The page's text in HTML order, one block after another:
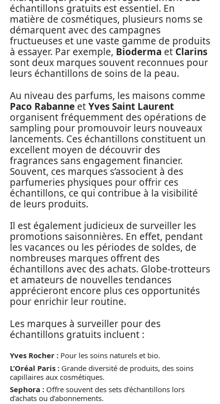
échantillons gratuits est essentiel. En
matière de cosmétiques, plusieurs noms se
démarquent avec des campagnes
fructueuses et une vaste gamme de produits
à essayer. Par exemple, Bioderma et Clarins
sont deux marques souvent reconnues pour
leurs échantillons de soins de la peau.
Au niveau des parfums, les maisons comme
Paco Rabanne etYves Saint Laurent
organisent fréquemment des opérations de
sampling pour promouvoir leurs nouveaux
lancements. Ces échantillons constituent un
excellent moyen de découvrir des
fragrances sans engagement financier.
Souvent, ces marques s’associent à des
parfumeries physiques pour offrir ces
échantillons, ce qui contribue à la visibilité
de leurs produits.
Il est également judicieux de surveiller les
promotions saisonnières. En effet, pendant
les vacances ou les périodes de soldes, de
nombreuses marques offrent des
échantillons avec des achats. Globe-trotteurs
et amateurs de nouvelles tendances
apprécieront encore plus ces opportunités
pour enrichir leur routine.
Les marques à surveiller pour des
échantillons gratuits incluent :
Yves Rocher : Pour les soins naturels et bio.
L’Oréal Paris : Grande diversité de produits, des soins
capillaires aux cosmétiques.
Sephora : Offre souvent des sets d’échantillons lors
d’achats ou d’abonnements.